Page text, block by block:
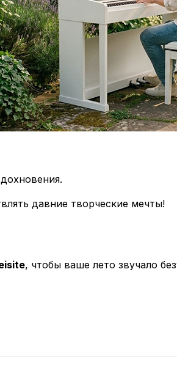
давние творческие мечты!
, чтобы ваше лето звучало